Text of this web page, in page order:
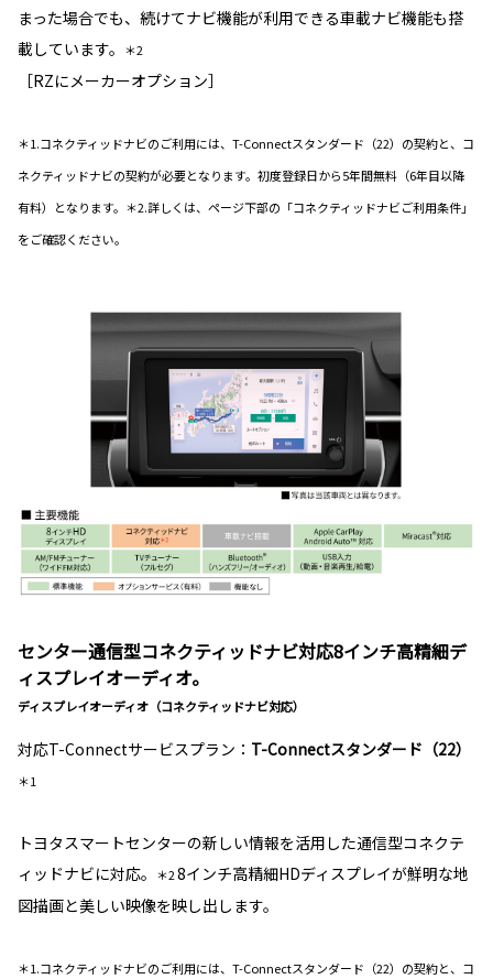
まった場合でも、続けてナビ機能が利用できる車載ナビ機能も搭
載しています。
＊2
［RZにメーカーオプション］
＊1.コネクティッドナビのご利用には、T-Connectスタンダード（22）の契約と、コ
ネクティッドナビの契約が必要となります。初度登録日から5年間無料（6年目以降
有料）となります。＊2.詳しくは、ページ下部の「コネクティッドナビご利用条件」
をご確認ください。
センター通信型コネクティッドナビ対応8インチ高精細デ
ィスプレイオーディオ。
ディスプレイオーディオ（コネクティッドナビ対応）
対応T-Connectサービスプラン： T-Connectスタンダード（22）
＊1
トヨタスマートセンターの新しい情報を活用した通信型コネクテ
ィッドナビに対応。
＊28インチ高精細HDディスプレイが鮮明な地
図描画と美しい映像を映し出します。
＊1.コネクティッドナビのご利用には、T-Connectスタンダード（22）の契約と、コ